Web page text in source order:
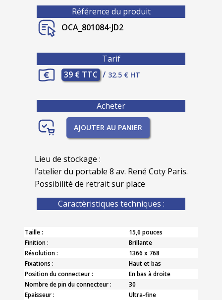
Référence du produit
OCA_801084-JD2
Tarif
39 € TTC / 32.5 € HT
Acheter
AJOUTER AU PANIER
Lieu de stockage :
l’atelier du portable 8 av. René Coty Paris.
Possibilité de retrait sur place
Caractèristiques techniques :
Taille :
15,6 pouces
Finition :
Brillante
Résolution :
1366 x 768
Fixations :
Haut et bas
Position du connecteur :
En bas à droite
Nombre de pin du connecteur :
30
Epaisseur :
Ultra-fine